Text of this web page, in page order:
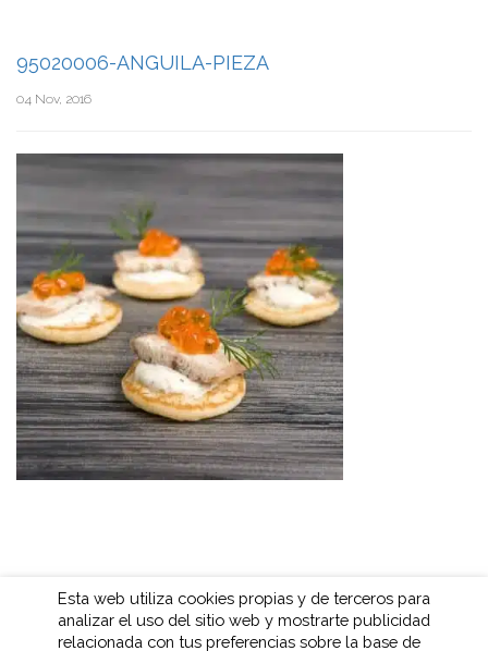
95020006-ANGUILA-PIEZA
04 Nov, 2016
Esta web utiliza cookies propias y de terceros para
analizar el uso del sitio web y mostrarte publicidad
relacionada con tus preferencias sobre la base de